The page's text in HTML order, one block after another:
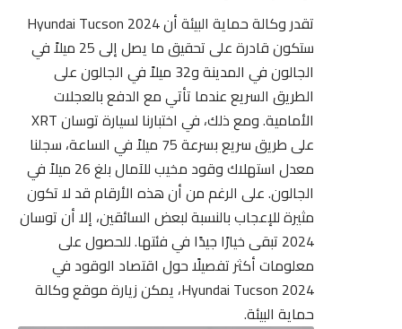
تقدر وكالة حماية البيئة أن Hyundai Tucson 2024
ستكون قادرة على تحقيق ما يصل إلى 25 ميلاً في
الجالون في المدينة و32 ميلاً في الجالون على
الطريق السريع عندما تأتي مع الدفع بالعجلات
الأمامية. ومع ذلك، في اختبارنا لسيارة توسان XRT
على طريق سريع بسرعة 75 ميلاً في الساعة، سجلنا
معدل استهلاك وقود مخيب للآمال بلغ 26 ميلاً في
الجالون. على الرغم من أن هذه الأرقام قد لا تكون
مثيرة للإعجاب بالنسبة لبعض السائقين، إلا أن توسان
2024 تبقى خيارًا جيدًا في فئتها. للحصول على
معلومات أكثر تفصيلًا حول اقتصاد الوقود في
Hyundai Tucson 2024، يمكن زيارة
موقع وكالة
حماية البيئة.